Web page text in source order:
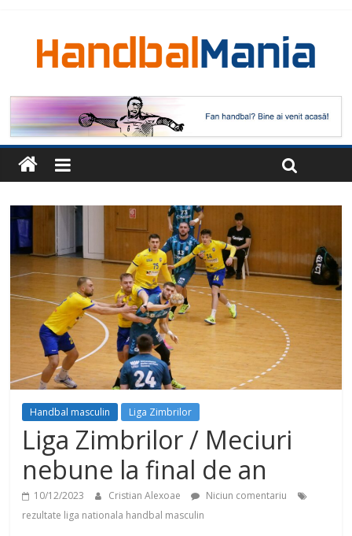
Handbal masculin Liga Zimbrilor
Liga Zimbrilor / Meciuri
nebune la final de an
10/12/2023 Cristian Alexoae
Niciun comentariu
rezultate liga nationala handbal masculin